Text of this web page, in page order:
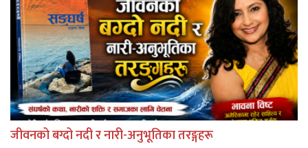
जीवनको बग्दो नदी र नारी-अनुभूतिका तरङ्गहरू